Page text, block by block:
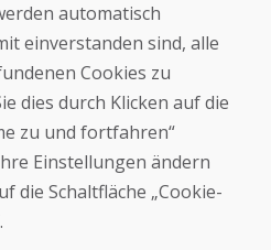
Umtausch von Waren
automatisch
einverstanden sind, alle
Cookies zu
dies durch Klicken auf die
zu und fortfahren“
Einstellungen ändern
die Schaltfläche „Cookie-